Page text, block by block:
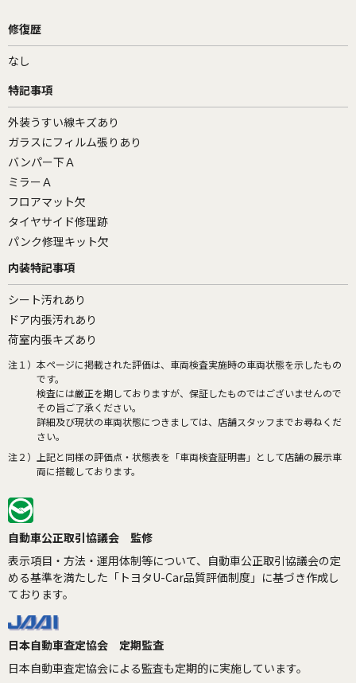
修復歴
なし
特記事項
外装うすい線キズあり
ガラスにフィルム張りあり
バンパー下Ａ
ミラーＡ
フロアマット欠
タイヤサイド修理跡
パンク修理キット欠
内装特記事項
シート汚れあり
ドア内張汚れあり
荷室内張キズあり
注１） 本ページに掲載された評価は、車両検査実施時の車両状態を示したもの
です。
検査には厳正を期しておりますが、保証したものではございませんので
その旨ご了承ください。
詳細及び現状の車両状態につきましては、店舗スタッフまでお尋ねくだ
さい。
注２）
上記と同様の評価点・状態表を「車両検査証明書」として店舗の展示車
両に搭載しております。
自動車公正取引協議会 監修
表示項目・方法・運用体制等について、自動車公正取引協議会の定
める基準を満たした「トヨタU-Car品質評価制度」に基づき作成し
ております。
日本自動車査定協会 定期監査
日本自動車査定協会による監査も定期的に実施しています。